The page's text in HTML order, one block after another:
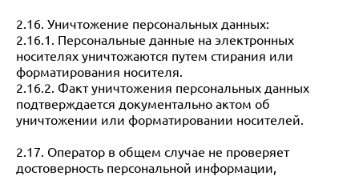
2.16. Уничтожение персональных данных:
2.16.1. Персональные данные на электронных
носителях уничтожаются путем стирания или
форматирования носителя.
2.16.2. Факт уничтожения персональных данных
подтверждается документально актом об
уничтожении или форматировании носителей.
2.17. Оператор в общем случае не проверяет
достоверность персональной информации,